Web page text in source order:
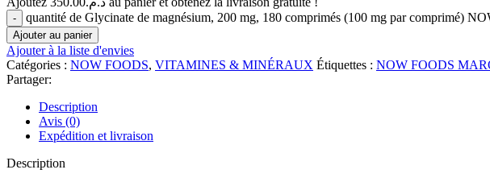
quantité de Glycinate de magnésium, 200 mg, 180 comprimés (100 mg par comprimé)
Ajouter au panier
Ajouter à la liste d'envies
Catégories : NOW FOODS, VITAMINES & MINÉRAUX Étiquettes : NOW FOODS
Partager:
Description
Avis (0)
Expédition et livraison
Description